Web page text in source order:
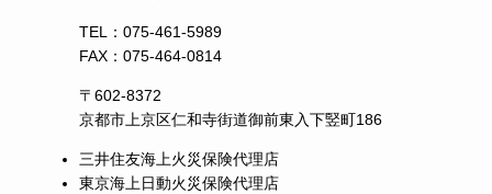
TEL： 075-461-5989
FAX：075-464-0814
〒602-8372
京都市上京区仁和寺街道御前東入下竪町186
三井住友海上火災保険代理店
東京海上日動火災保険代理店